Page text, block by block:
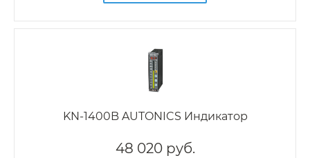
KN-1400B AUTONICS Индикатор
48 020 руб.